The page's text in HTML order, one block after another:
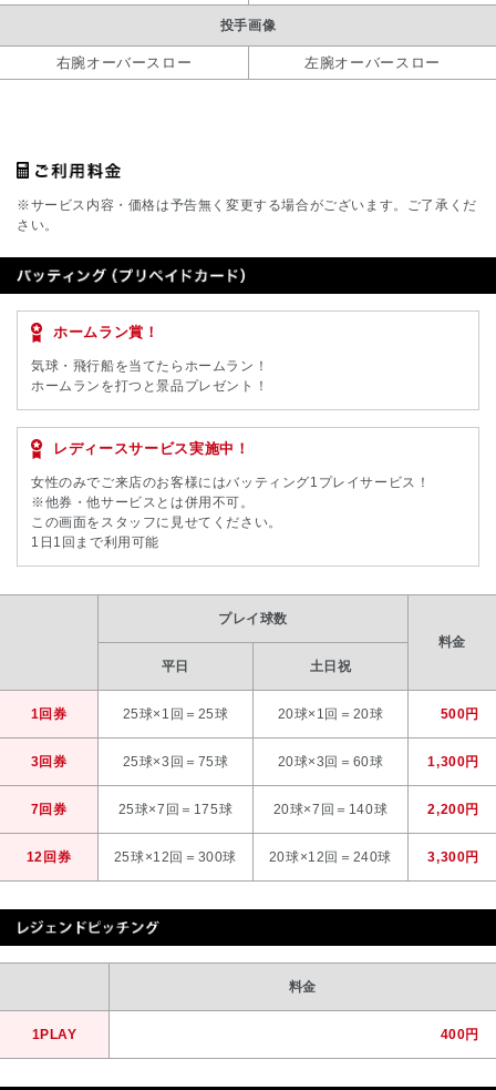
投手画像
右腕オーバースロー 左腕オーバースロー
※サービス内容・価格は予告無く変更する場合がございます。ご了承くだ
さい。
ホームラン賞！
気球・飛行船を当てたらホームラン！
ホームランを打つと景品プレゼント！
レディースサービス実施中！
女性のみでご来店のお客様にはバッティング1プレイサービス！
※他券・他サービスとは併用不可。
この画面をスタッフに見せてください。
1日1回まで利用可能
プレイ球数
料金
平日
土日祝
1回券 25球×1回＝25球 20球×1回＝20球 500円
3回券 25球×3回＝75球 20球×3回＝60球 1,300円
7回券 25球×7回＝175球 20球×7回＝140球 2,200円
12回券 25球×12回＝300球 20球×12回＝240球 3,300円
料金
1PLAY 400円